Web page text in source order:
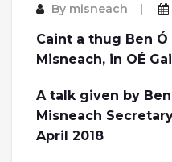
By misneach
Caint a thug Ben
Misneach, in OÉ
A talk given by
Misneach
April 2018